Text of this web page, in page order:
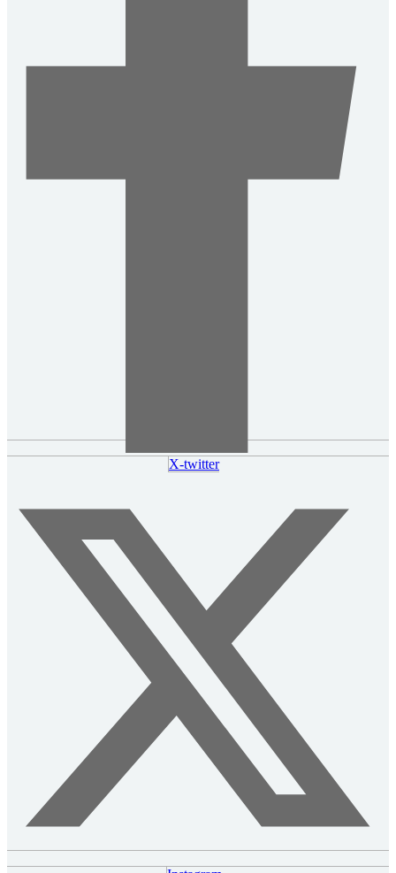
X-twitter